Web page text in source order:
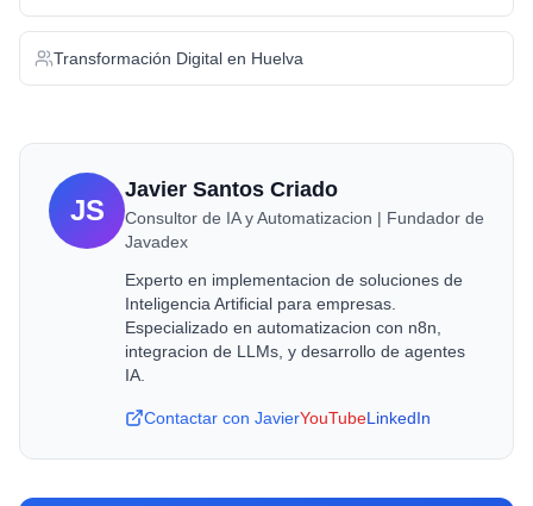
Transformación Digital en Huelva
JS
Javier Santos Criado
Consultor de IA y Automatizacion | Fundador de
Javadex
Experto en implementacion de soluciones de
Inteligencia Artificial para empresas.
Especializado en automatizacion con n8n,
integracion de LLMs, y desarrollo de agentes
IA.
Contactar con JavierYouTubeLinkedIn